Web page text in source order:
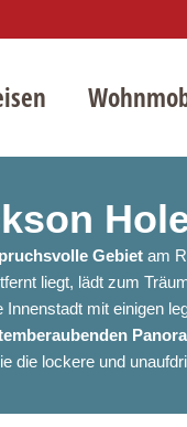
Gebietam
liegt, lädt zum
mit einigen
die lockere und